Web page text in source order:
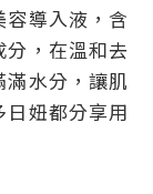
導入液，含
分，在溫和去
滿水分，讓肌
日妞都分享用